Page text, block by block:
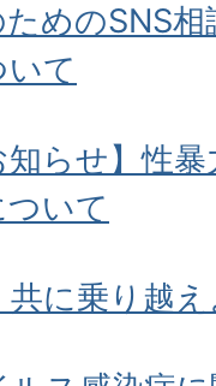
めのSNS
て
知らせ】性
いて
共に乗り越